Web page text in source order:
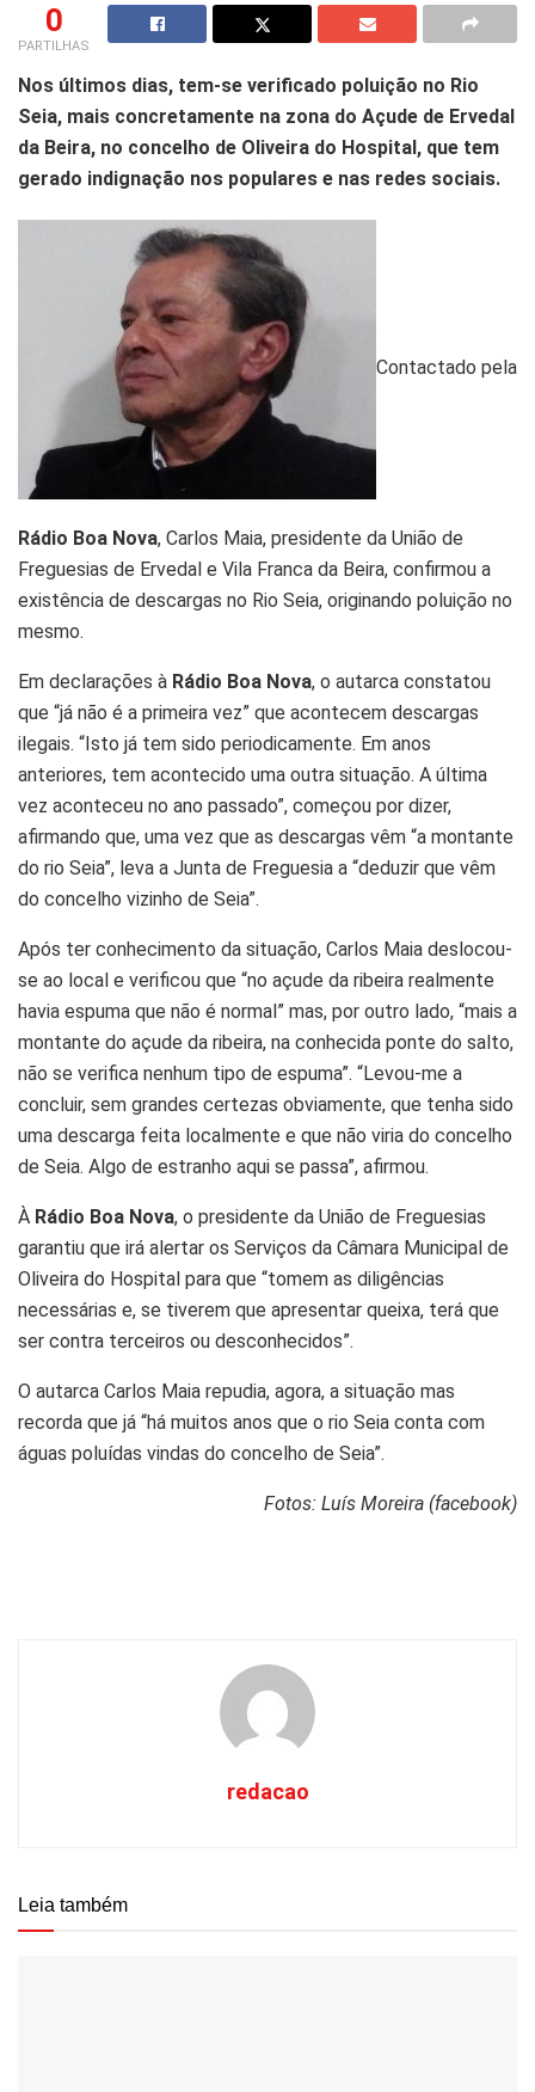
0
PARTILHAS
Nos últimos dias, tem-se verificado poluição no Rio
Seia, mais concretamente na zona do Açude de Ervedal
da Beira, no concelho de Oliveira do Hospital, que tem
gerado indignação nos populares e nas redes sociais.
Contactado pela
Rádio Boa Nova, Carlos Maia, presidente da União de
Freguesias de Ervedal e Vila Franca da Beira, confirmou a
existência de descargas no Rio Seia, originando poluição no
mesmo.
Em declarações à Rádio Boa Nova, o autarca constatou
que “já não é a primeira vez” que acontecem descargas
ilegais. “Isto já tem sido periodicamente. Em anos
anteriores, tem acontecido uma outra situação. A última
vez aconteceu no ano passado”, começou por dizer,
afirmando que, uma vez que as descargas vêm “a montante
do rio Seia”, leva a Junta de Freguesia a “deduzir que vêm
do concelho vizinho de Seia”.
Após ter conhecimento da situação, Carlos Maia deslocou-
se ao local e verificou que “no açude da ribeira realmente
havia espuma que não é normal” mas, por outro lado, “mais a
montante do açude da ribeira, na conhecida ponte do salto,
não se verifica nenhum tipo de espuma”. “Levou-me a
concluir, sem grandes certezas obviamente, que tenha sido
uma descarga feita localmente e que não viria do concelho
de Seia. Algo de estranho aqui se passa”, afirmou.
À Rádio Boa Nova, o presidente da União de Freguesias
garantiu que irá alertar os Serviços da Câmara Municipal de
Oliveira do Hospital para que “tomem as diligências
necessárias e, se tiverem que apresentar queixa, terá que
ser contra terceiros ou desconhecidos”.
O autarca Carlos Maia repudia, agora, a situação mas
recorda que já “há muitos anos que o rio Seia conta com
águas poluídas vindas do concelho de Seia”.
Fotos: Luís Moreira (facebook)
redacao
Leia também